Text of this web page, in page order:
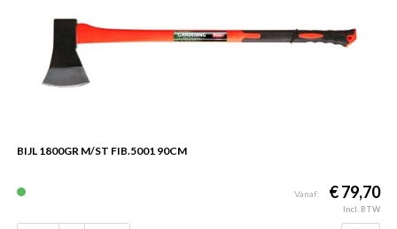
BIJL 1800GR M/ST FIB.5001 90CM
Vanaf: € 79,70
Incl. BTW